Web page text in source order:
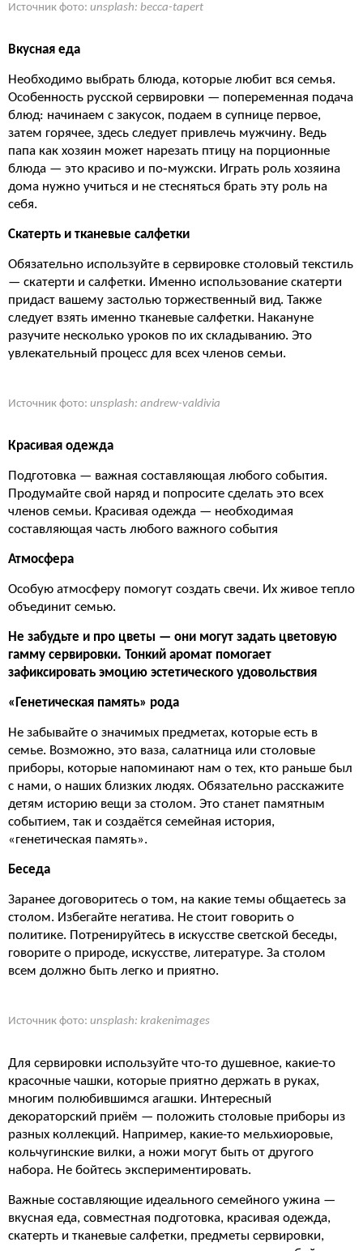
Источник фото: unsplash: becca-tapert
Вкусная еда
Необходимо выбрать блюда, которые любит вся семья.
Особенность русской сервировки — попеременная подача
блюд: начинаем с закусок, подаем в супнице первое,
затем горячее, здесь следует привлечь мужчину. Ведь
папа как хозяин может нарезать птицу на порционные
блюда — это красиво и по‐мужски. Играть роль хозяина
дома нужно учиться и не стесняться брать эту роль на
себя.
Скатерть и тканевые салфетки
Обязательно используйте в сервировке столовый текстиль
— скатерти и салфетки. Именно использование скатерти
придаст вашему застолью торжественный вид. Также
следует взять именно тканевые салфетки. Накануне
разучите несколько уроков по их складыванию. Это
увлекательный процесс для всех членов семьи.
Источник фото: unsplash: andrew-valdivia
Красивая одежда
Подготовка — важная составляющая любого события.
Продумайте свой наряд и попросите сделать это всех
членов семьи. Красивая одежда — необходимая
составляющая часть любого важного события
Атмосфера
Особую атмосферу помогут создать свечи. Их живое тепло
объединит семью.
Не забудьте и про цветы — они могут задать цветовую
гамму сервировки. Тонкий аромат помогает
зафиксировать эмоцию эстетического удовольствия
«Генетическая память» рода
Не забывайте о значимых предметах, которые есть в
семье. Возможно, это ваза, салатница или столовые
приборы, которые напоминают нам о тех, кто раньше был
с нами, о наших близких людях. Обязательно расскажите
детям историю вещи за столом. Это станет памятным
событием, так и создаётся семейная история,
«генетическая память».
Беседа
Заранее договоритесь о том, на какие темы общаетесь за
столом. Избегайте негатива. Не стоит говорить о
политике. Потренируйтесь в искусстве светской беседы,
говорите о природе, искусстве, литературе. За столом
всем должно быть легко и приятно.
Источник фото: unsplash: krakenimages
Для сервировки используйте что-то душевное, какие-то
красочные чашки, которые приятно держать в руках,
многим полюбившимся агашки. Интересный
декораторский приём — положить столовые приборы из
разных коллекций. Например, какие-то мельхиоровые,
кольчугинские вилки, а ножи могут быть от другого
набора. Не бойтесь экспериментировать.
Важные составляющие идеального семейного ужина —
вкусная еда, совместная подготовка, красивая одежда,
скатерть и тканевые салфетки, предметы сервировки,